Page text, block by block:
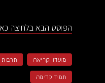
הפוסט הבא בלחיצה
מועדון קריאה תרבות
תמיד קדימה